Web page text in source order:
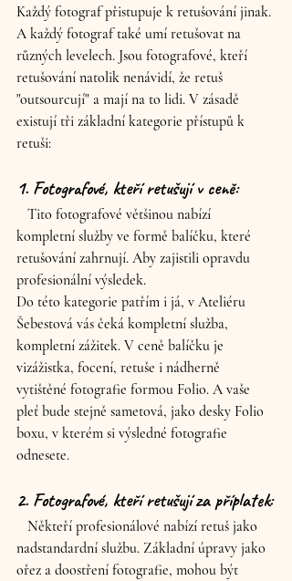
Každý fotograf přistupuje k retušování jinak.
A každý fotograf také umí retušovat na
různých levelech. Jsou fotografové, kteří
retušování natolik nenávidí, že retuš
"outsourcují" a mají na to lidi. V zásadě
existují tři základní kategorie přístupů k
retuši:
1. Fotografové, kteří retušují v ceně:
kompletní služby ve formě balíčku, které
retušování zahrnují. Aby zajistili opravdu
profesionální výsledek.
Do této kategorie patřím i já, v Ateliéru
Šebestová vás čeká kompletní služba,
kompletní zážitek. V ceně balíčku je
vizážistka, focení, retuše i nádherně
vytištěné fotografie formou Folio. A vaše
pleť bude stejně sametová, jako desky Folio
boxu, v kterém si výsledné fotografie
odnesete.
2. Fotografové, kteří retušují za příplatek:
nadstandardní službu. Základní úpravy jako
ořez a doostření fotografie, mohou být